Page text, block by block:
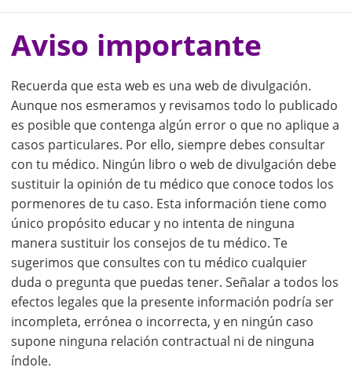
Aviso importante
Recuerda que esta web es una web de divulgación.
Aunque nos esmeramos y revisamos todo lo publicado
es posible que contenga algún error o que no aplique a
casos particulares. Por ello, siempre debes consultar
con tu médico. Ningún libro o web de divulgación debe
sustituir la opinión de tu médico que conoce todos los
pormenores de tu caso. Esta información tiene como
único propósito educar y no intenta de ninguna
manera sustituir los consejos de tu médico. Te
sugerimos que consultes con tu médico cualquier
duda o pregunta que puedas tener. Señalar a todos los
efectos legales que la presente información podría ser
incompleta, errónea o incorrecta, y en ningún caso
supone ninguna relación contractual ni de ninguna
índole.